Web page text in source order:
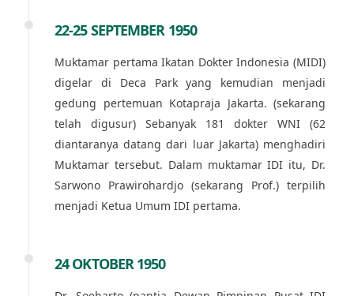
22-25 SEPTEMBER 1950
Muktamar pertama Ikatan Dokter Indonesia (MIDI)
digelar di Deca Park yang kemudian menjadi
gedung pertemuan Kotapraja Jakarta. (sekarang
telah digusur) Sebanyak 181 dokter WNI (62
diantaranya datang dari luar Jakarta) menghadiri
Muktamar tersebut. Dalam muktamar IDI itu, Dr.
Sarwono Prawirohardjo (sekarang Prof.) terpilih
menjadi Ketua Umum IDI pertama.
24 OKTOBER 1950